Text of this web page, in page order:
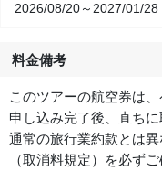
2026/08/20～2027/01/28
料金備考
このツアーの航空券は
申し込み完了後、直ちに
通常の旅行業約款とは
（取消料規定）を必ずご